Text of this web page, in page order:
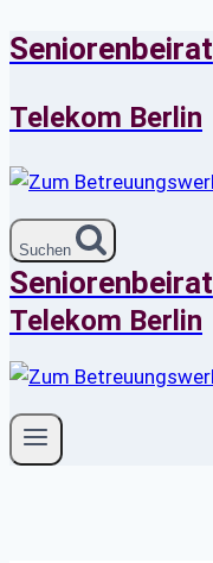
Zum
springen
Seniorenbeirat
Telekom Berlin
Suchen
Seniorenbeirat
Telekom Berlin